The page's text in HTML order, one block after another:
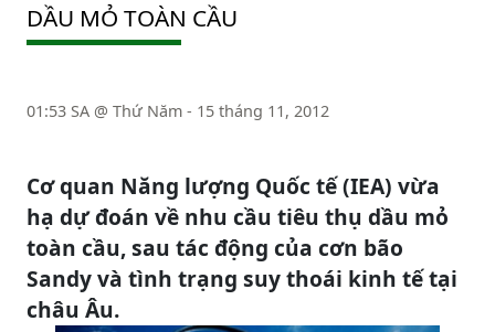
DẦU MỎ TOÀN CẦU
01:53 SA @ Thứ Năm - 15 tháng 11, 2012
Cơ quan Năng lượng Quốc tế (IEA) vừa
hạ dự đoán về nhu cầu tiêu thụ dầu mỏ
toàn cầu, sau tác động của cơn bão
Sandy và tình trạng suy thoái kinh tế tại
châu Âu.